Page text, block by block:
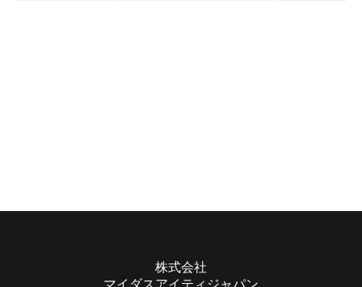
株式会社
マイダスアイティジャパン